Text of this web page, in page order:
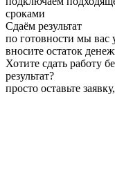
сроками
Сдаём результат
по готовности мы вас
вносите остаток
Хотите сдать работу
результат?
просто оставьте